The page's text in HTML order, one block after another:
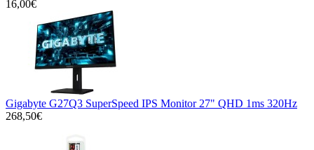
16,00€
Gigabyte G27Q3 SuperSpeed IPS Monitor 27" QHD 1ms 320Hz
268,50€